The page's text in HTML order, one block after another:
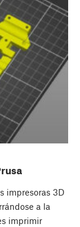
impresoras 3D
a la
imprimir